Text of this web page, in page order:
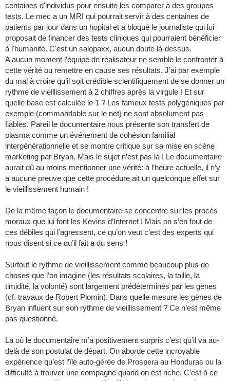
centaines d'individus pour ensuite les comparer à des groupes
tests. Le mec a un MRI qui pourrait servir à des centaines de
patients par jour dans un hopital et a bloqué le journaliste qui lui
proposait de financer des tests cliniques qui pourraient bénéficier
à l'humanité. C'est un salopaxx, aucun doute là-dessus.
A aucun moment l’équipe de réalisateur ne semble le confronter à
cette vérité ou remettre en cause ses résultats. J’ai par exemple
du mal à croire qu’il soit crédible scientifiquement de se donner un
rythme de vieillissement à 2 chiffres après la virgule ! Et sur
quelle base est calculée le 1 ? Les fameux tests polygéniques par
exemple (commandable sur le net) ne sont absolument pas
fiables. Pareil le documentaire nous présente son transfert de
plasma comme un événement de cohésion familial
intergénérationnelle et se montre critique sur sa mise en scène
marketing par Bryan. Mais le sujet n’est pas là ! Le documentaire
aurait dû au moins mentionner une vérité: à l’heure actuelle, il n’y
a aucune preuve que cette procédure ait un quelconque effet sur
le vieillissement humain !
De la même façon le documentaire se concentre sur les procès
moraux que lui font les Kevins d’Internet ! Mais on s’en fout de
ces débiles qui l’agressent, ce qu’on veut c’est des experts qui
nous disent si ce qu’il fait a du sens !
Surtout le rythme de vieillissement comme beaucoup plus de
choses que l’on imagine (les résultats scolaires, la taille, la
timidité, la volonté) sont largement prédéterminés par les gènes
(cf. travaux de Robert Plomin). Dans quelle mesure les gènes de
Bryan influent sur son rythme de vieillissement ? Ce n’est même
pas questionné.
Là où le documentaire m’a positivement surpris c’est qu’il va au-
delà de son postulat de départ. On aborde cette incroyable
expérience qu’est l’île auto-gérée de Prospera au Honduras ou la
difficulté à trouver une compagne quand on est riche. C’est à ce